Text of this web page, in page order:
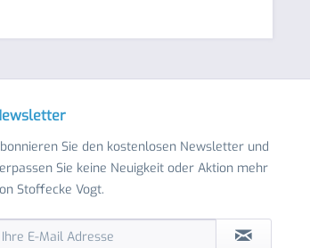
Sie den kostenlosen Newsletter und
Sie keine Neuigkeit oder Aktion mehr
Stoffecke Vogt.